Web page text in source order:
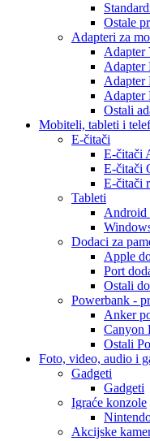
Ostale
Adapteri za
Adapter
Ostali
Mobiteli, tableti i
E-čitači
E-čitači
E-čitači
E-čitači
Tableti
Android
Dodaci za
Apple
Port
Ostali
Powerbank -
Anker
Canyon
Ostali
Foto, video, audio i
Gadgeti
Gadgeti
Igraće konzole
Akcijske